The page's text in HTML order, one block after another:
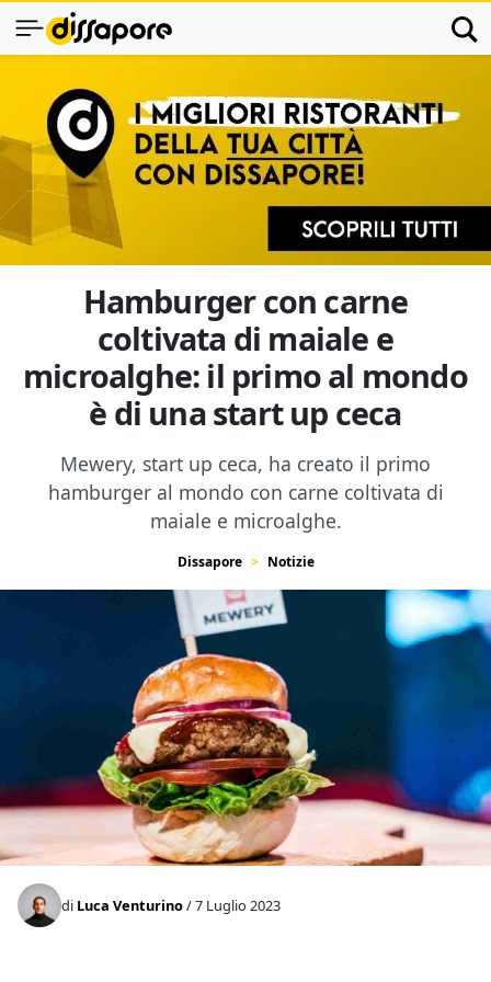
Hamburger con carne
coltivata di maiale e
microalghe: il primo al mondo
è di una start up ceca
Mewery, start up ceca, ha creato il primo
hamburger al mondo con carne coltivata di
maiale e microalghe.
Dissapore Notizie
di Luca Venturino/ 7 Luglio 2023